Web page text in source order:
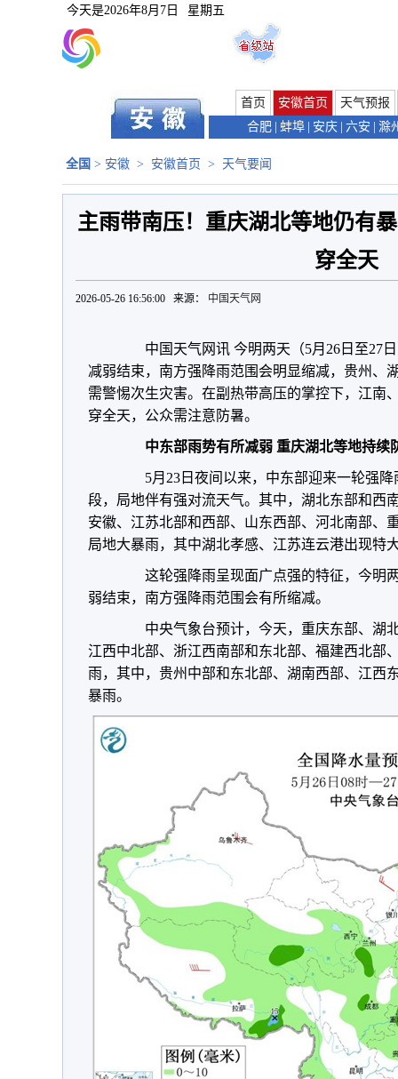
今天是2026年8月7日 星期五
首页 安徽首页
天气预报
合肥 蚌埠 安庆 六安 滁
全国 > 安徽 > 安徽首页 > 天气要闻
主雨带南压！重庆湖北等地仍有
穿全天
2026-05-26 16:56:00 来源： 中国天气网
中国天气网讯 今明两天（5月26日至27日
减弱结束，南方强降雨范围会明显缩减，贵州、
需警惕次生灾害。在副热带高压的掌控下，江南
穿全天，公众需注意防暑。
中东部雨势有所减弱 重庆湖北等地持续
5月23日夜间以来，中东部迎来一轮强降
段，局地伴有强对流天气。其中， 湖北东部和西
安徽、江苏北部和西部、山东西部、河北南部、
局地大暴雨，其中湖北孝感、江苏连云港出现特
这轮强降雨呈现面广点强的特征，今明
弱结束，南方强降雨范围会有所缩减。
中央气象台预计，今天， 重庆东部、湖
江西中北部、浙江西南部和东北部、福建西北部
雨，其中，贵州中部和东北部、湖南西部、江西
暴雨。